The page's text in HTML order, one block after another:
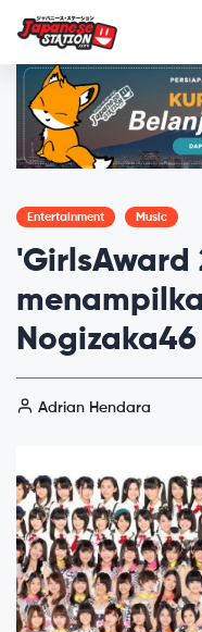
Entertainment Music
'GirlsAward
Nogizaka46
Adrian Hendara